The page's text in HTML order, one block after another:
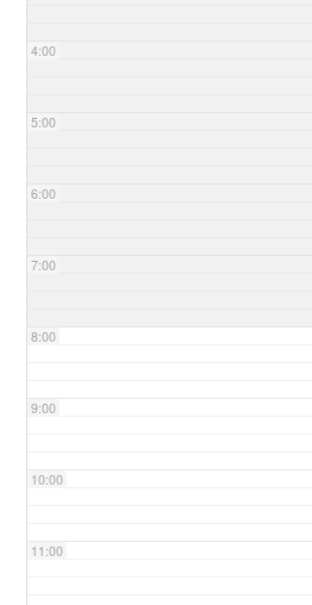
4:00
5:00
6:00
7:00
8:00
9:00
10:00
11:00